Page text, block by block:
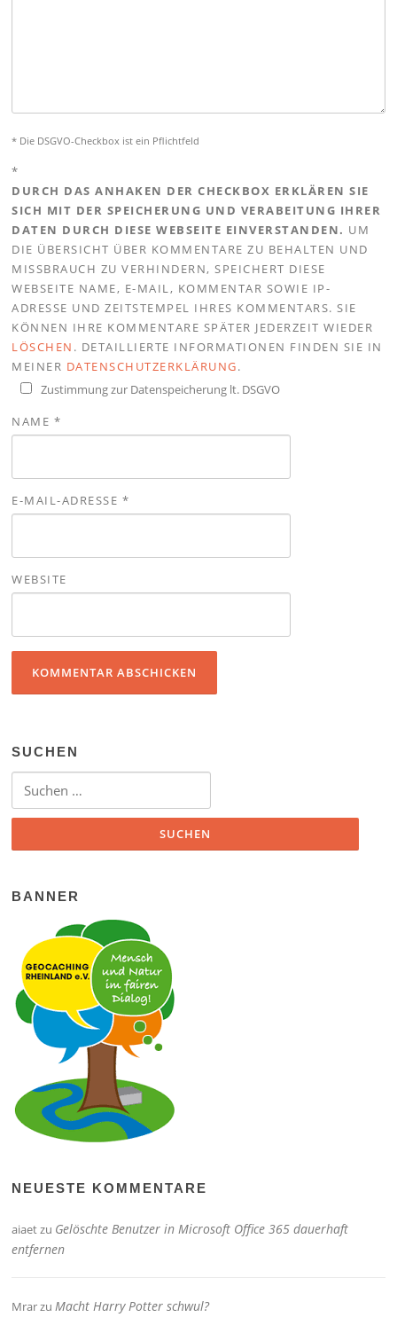
* Die DSGVO-Checkbox ist ein Pflichtfeld
*
DURCH DAS ANHAKEN DER CHECKBOX ERKLÄREN SIE
SICH MIT DER SPEICHERUNG UND VERABEITUNG IHRER
DATEN DURCH DIESE WEBSEITE EINVERSTANDEN. UM
DIE ÜBERSICHT ÜBER KOMMENTARE ZU BEHALTEN UND
MISSBRAUCH ZU VERHINDERN, SPEICHERT DIESE
WEBSEITE NAME, E-MAIL, KOMMENTAR SOWIE IP-
ADRESSE UND ZEITSTEMPEL IHRES KOMMENTARS. SIE
KÖNNEN IHRE KOMMENTARE SPÄTER JEDERZEIT WIEDER
LÖSCHEN . DETAILLIERTE INFORMATIONEN FINDEN SIE IN
MEINER DATENSCHUTZERKLÄRUNG.
Zustimmung zur Datenspeicherung lt. DSGVO
NAME *
E-MAIL-ADRESSE *
WEBSITE
SUCHEN
Suchen nach:
BANNER
NEUESTE KOMMENTARE
aiaetzu Gelöschte Benutzer in Microsoft Office 365 dauerhaft
entfernen
Mrarzu Macht Harry Potter schwul?